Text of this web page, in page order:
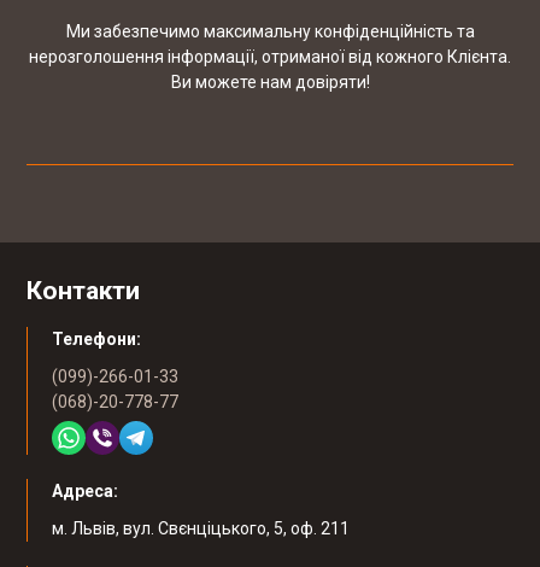
Ми забезпечимо максимальну конфіденційність та
нерозголошення інформації, отриманої від кожного Клієнта.
Ви можете нам довіряти!
Контакти
Телефони:
(099)-266-01-33
(068)-20-778-77
Адреса:
м. Львів, вул. Свєнціцького, 5, оф. 211